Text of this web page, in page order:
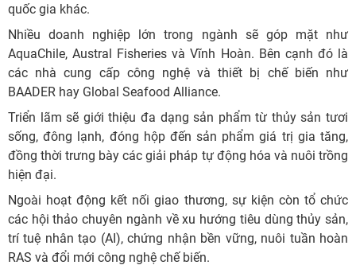
quốc gia khác.
Nhiều doanh nghiệp lớn trong ngành sẽ góp mặt như
AquaChile, Austral Fisheries và Vĩnh Hoàn. Bên cạnh đó là
các nhà cung cấp công nghệ và thiết bị chế biến như
BAADER hay Global Seafood Alliance.
Triển lãm sẽ giới thiệu đa dạng sản phẩm từ thủy sản tươi
sống, đông lạnh, đóng hộp đến sản phẩm giá trị gia tăng,
đồng thời trưng bày các giải pháp tự động hóa và nuôi trồng
hiện đại.
Ngoài hoạt động kết nối giao thương, sự kiện còn tổ chức
các hội thảo chuyên ngành về xu hướng tiêu dùng thủy sản,
trí tuệ nhân tạo (AI), chứng nhận bền vững, nuôi tuần hoàn
RAS và đổi mới công nghệ chế biến.